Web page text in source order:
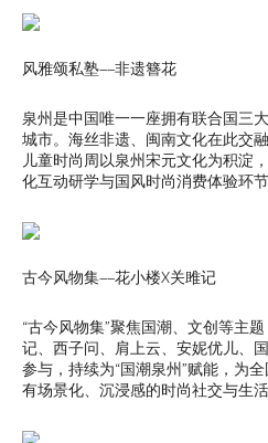
风雅颂私塾——非遗簪花
泉州是中国唯一一座拥有联合国三
城市。海丝非遗、闽南文化在此交
儿童时尚周以泉州宋元文化为积淀
化互动研学与国风时尚消费体验环节
古今风物集——花小楼X关雎记
“古今风物集”聚焦国潮、文创等主
记、西子问、肩上云、安妮优儿、
参与，持续为“国潮泉州”赋能，为
有场景化、沉浸感的时尚社交与生活